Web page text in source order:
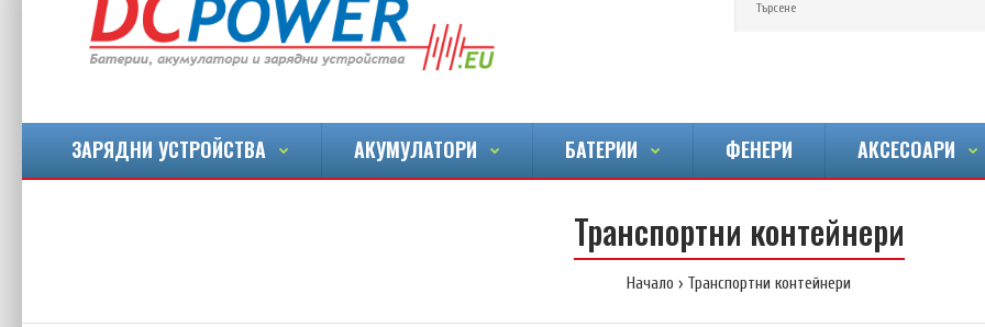
ЗАРЯДНИ УСТРОЙСТВА АКУМУЛАТОРИ БАТЕРИИ ФЕНЕРИ АКСЕСОАРИ
Транспортни контейнери
Начало Транспортни контейнери